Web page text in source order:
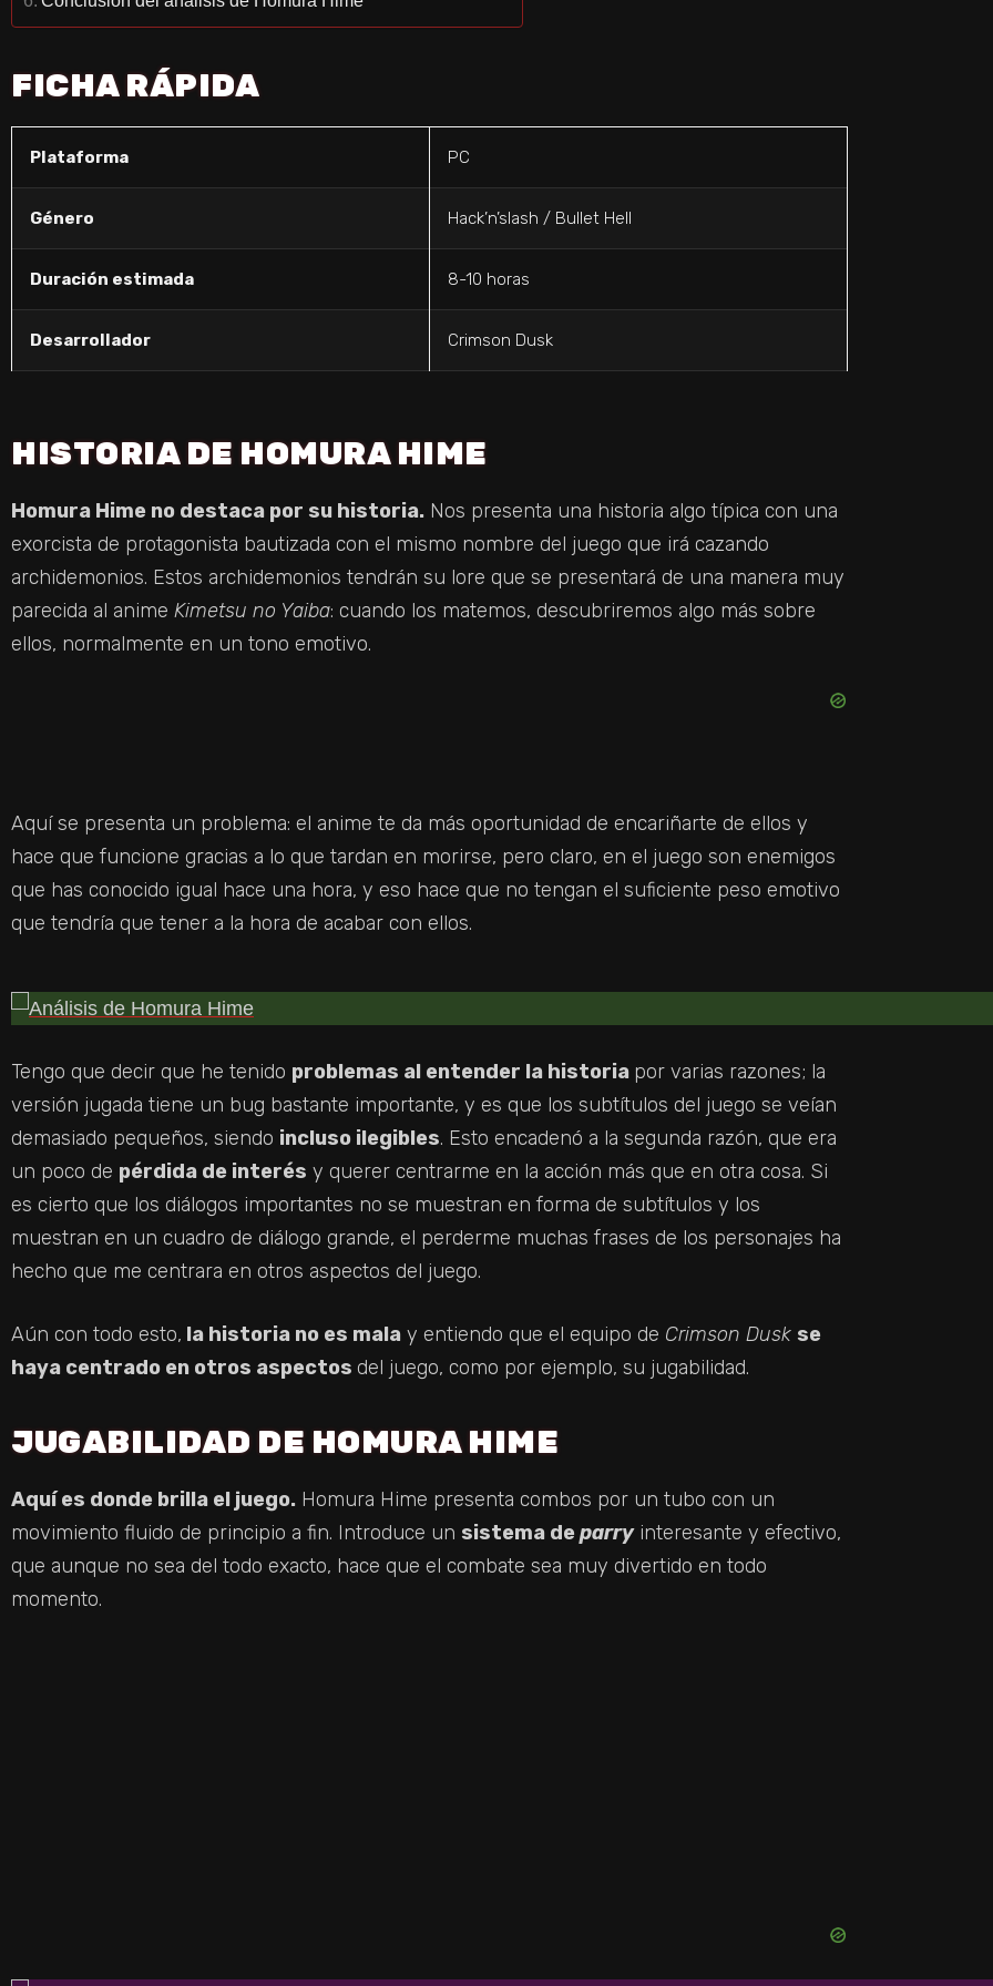
FICHA RÁPIDA
Plataforma PC
Género Hack’n’slash / Bullet Hell
Duración estimada 8-10 horas
Desarrollador Crimson Dusk
HISTORIA DE HOMURA HIME
Homura Hime no destaca por su historia. Nos presenta una historia algo típica con una
exorcista de protagonista bautizada con el mismo nombre del juego que irá cazando
archidemonios. Estos archidemonios tendrán su lore que se presentará de una manera muy
parecida al anime Kimetsu no Yaiba: cuando los matemos, descubriremos algo más sobre
ellos, normalmente en un tono emotivo.
Aquí se presenta un problema: el anime te da más oportunidad de encariñarte de ellos y
hace que funcione gracias a lo que tardan en morirse, pero claro, en el juego son enemigos
que has conocido igual hace una hora, y eso hace que no tengan el suficiente peso emotivo
que tendría que tener a la hora de acabar con ellos.
Tengo que decir que he tenido problemas al entender la historia por varias razones; la
versión jugada tiene un bug bastante importante, y es que los subtítulos del juego se veían
demasiado pequeños, siendo incluso ilegibles. Esto encadenó a la segunda razón, que era
un poco de pérdida de interés y querer centrarme en la acción más que en otra cosa. Si
es cierto que los diálogos importantes no se muestran en forma de subtítulos y los
muestran en un cuadro de diálogo grande, el perderme muchas frases de los personajes ha
hecho que me centrara en otros aspectos del juego.
Aún con todo esto, la historia no es mala y entiendo que el equipo de Crimson Dusk se
haya centrado en otros aspectos del juego, como por ejemplo, su jugabilidad.
JUGABILIDAD DE HOMURA HIME
Aquí es donde brilla el juego. Homura Hime presenta combos por un tubo con un
movimiento fluido de principio a fin. Introduce un sistema de parryinteresante y efectivo,
que aunque no sea del todo exacto, hace que el combate sea muy divertido en todo
momento.